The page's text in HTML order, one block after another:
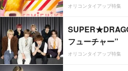
オリコンタイアップ特集
フューチャー”
オリコンタイアップ特集